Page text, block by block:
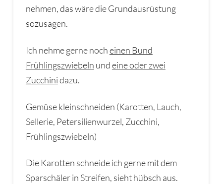
nehmen, das wäre die Grundausrüstung
sozusagen.
Ich nehme gerne nocheinen Bund
Frühlingszwiebeln undeine oder zwei
Zucchinidazu.
Gemüse kleinschneiden (Karotten, Lauch,
Sellerie, Petersilienwurzel, Zucchini,
Frühlingszwiebeln)
Die Karotten schneide ich gerne mit dem
Sparschäler in Streifen, sieht hübsch aus.